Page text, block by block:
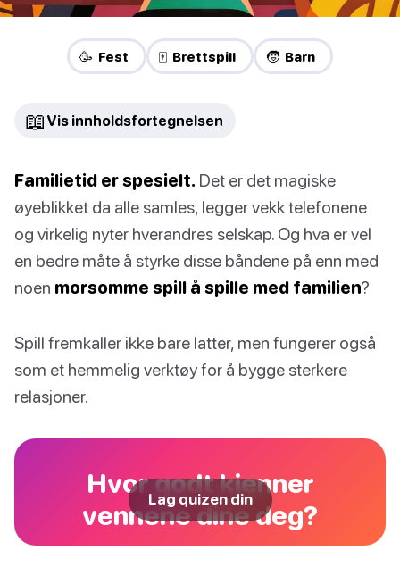
🥳 Fest 🀄 Brettspill 🧒 Barn
📖 Vis innholdsfortegnelsen
Familietid er spesielt. Det er det magiske
øyeblikket da alle samles, legger vekk telefonene
og virkelig nyter hverandres selskap. Og hva er vel
en bedre måte å styrke disse båndene på enn med
noen morsomme spill å spille med familien?
Spill fremkaller ikke bare latter, men fungerer også
som et hemmelig verktøy for å bygge sterkere
relasjoner.
Hvor godt kjenner
vennene dine deg?
Lag quizen din